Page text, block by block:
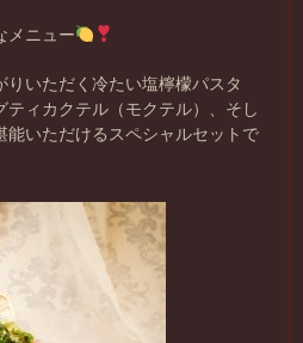
メニュー
いただく冷たい塩檸檬パスタ
ティカクテル（モクテル）、そし
能いただけるスペシャルセットで